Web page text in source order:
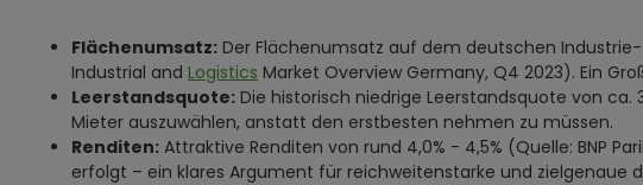
Flächenumsatz: Der Flächenumsatz auf dem deutschen
Industrial and Logistics Market Overview Germany, Q4 2023). Ein
Leerstandsquote: Die historisch niedrige Leerstandsquote von
Mieter auszuwählen, anstatt den erstbesten nehmen zu müssen.
Renditen: Attraktive Renditen von rund 4,0% - 4,5% (Quelle: BNP
erfolgt – ein klares Argument für reichweitenstarke und zielgenaue